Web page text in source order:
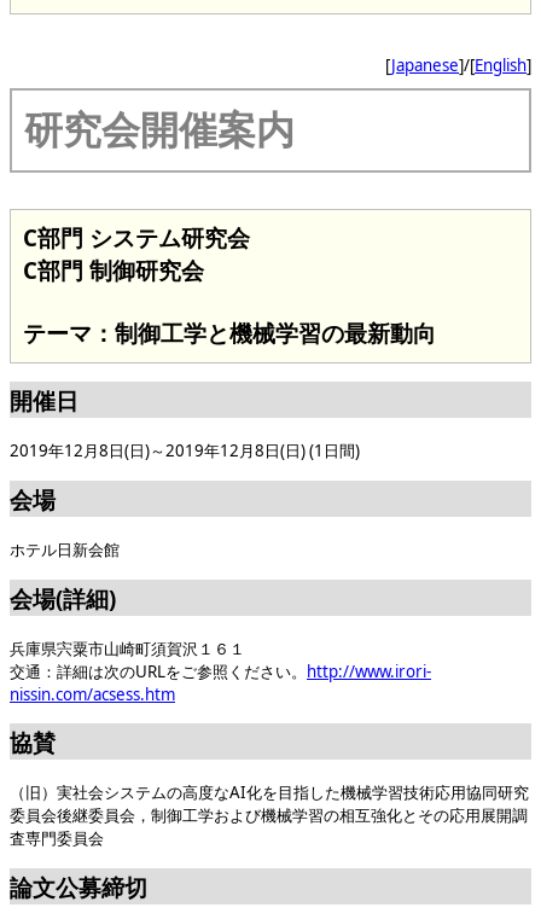
[Japanese]/[English]
研究会開催案内
C部門 システム研究会
C部門 制御研究会
テーマ：制御工学と機械学習の最新動向
開催日
2019年12月8日(日)～2019年12月8日(日) (1日間)
会場
ホテル日新会館
会場(詳細)
兵庫県宍粟市山崎町須賀沢１６１
交通：詳細は次のURLをご参照ください。 http://www.irori-
nissin.com/acsess.htm
協賛
（旧）実社会システムの高度なAI化を目指した機械学習技術応用協同研究
委員会後継委員会，制御工学および機械学習の相互強化とその応用展開調
査専門委員会
論文公募締切